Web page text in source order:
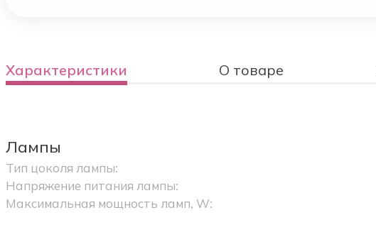
Характеристики О товаре
Лампы
Тип цоколя лампы:
Напряжение питания лампы:
Максимальная мощность ламп, W: